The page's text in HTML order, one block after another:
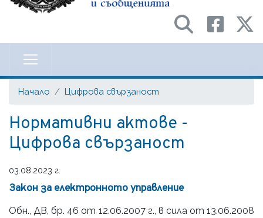
на транспорта
Начало Цифрова свързаност
Нормативни актове -
Цифрова свързаност
03.08.2023 г.
Закон за електронното управление
Обн., ДВ, бр. 46 от 12.06.2007 г., в сила от 13.06.2008